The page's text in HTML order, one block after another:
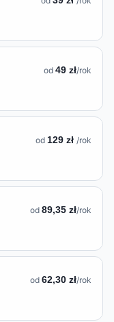
od 49 zł/rok
od 129 zł /rok
od 89,35 zł/rok
od 62,30 zł/rok